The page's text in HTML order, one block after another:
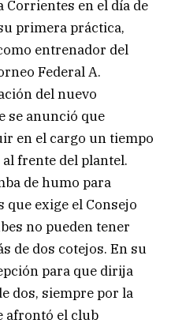
Corrientes en el día de
primera práctica,
entrenador del
Federal A.
del nuevo
se anunció que
en el cargo un tiempo
frente del plantel.
de humo para
exige el Consejo
no pueden tener
de dos cotejos. En su
para que dirija
dos, siempre por la
afrontó el club